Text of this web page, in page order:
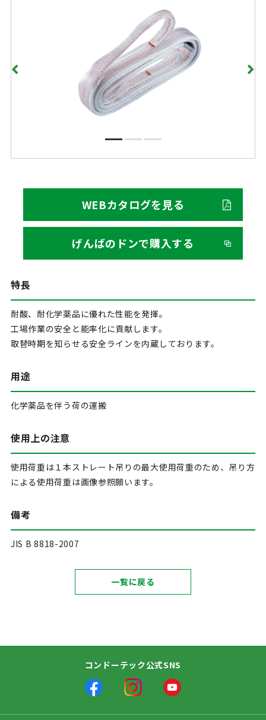
WEBカタログを見る
げんばのドンで購入する
特長
耐酸、耐化学薬品に優れた性能を発揮。
工場作業の安全と能率化に貢献します。
取替時期を知らせる安全ラインを内蔵しております。
用途
化学薬品を伴う荷の運搬
使用上の注意
使用荷重は１本ストレート吊りの最大使用荷重のため、吊り方
による使用荷重は画像参照願います。
備考
JIS B 8818-2007
一覧に戻る
コンドーテック公式SNS